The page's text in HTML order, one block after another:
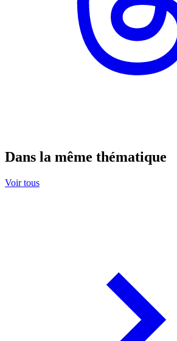
Dans la même thématique
Voir tous